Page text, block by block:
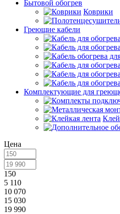
Бытовой обогрев
Коврики
Греющие кабели
Комплектующие для
Цена
150
5 110
10 070
15 030
19 990